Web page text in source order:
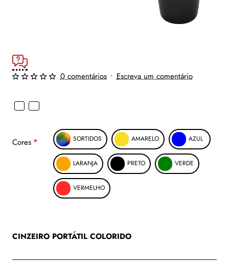
0 comentários • Escreva um comentário
Cores SORTIDOS AMARELO AZUL
LARANJA PRETO VERDE
VERMELHO
CINZEIRO PORTÁTIL COLORIDO